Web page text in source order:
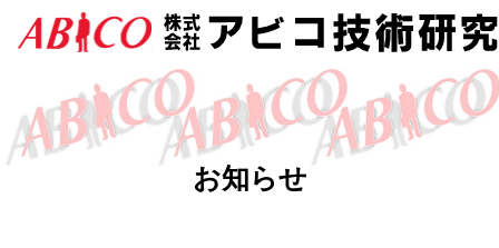
お知らせ